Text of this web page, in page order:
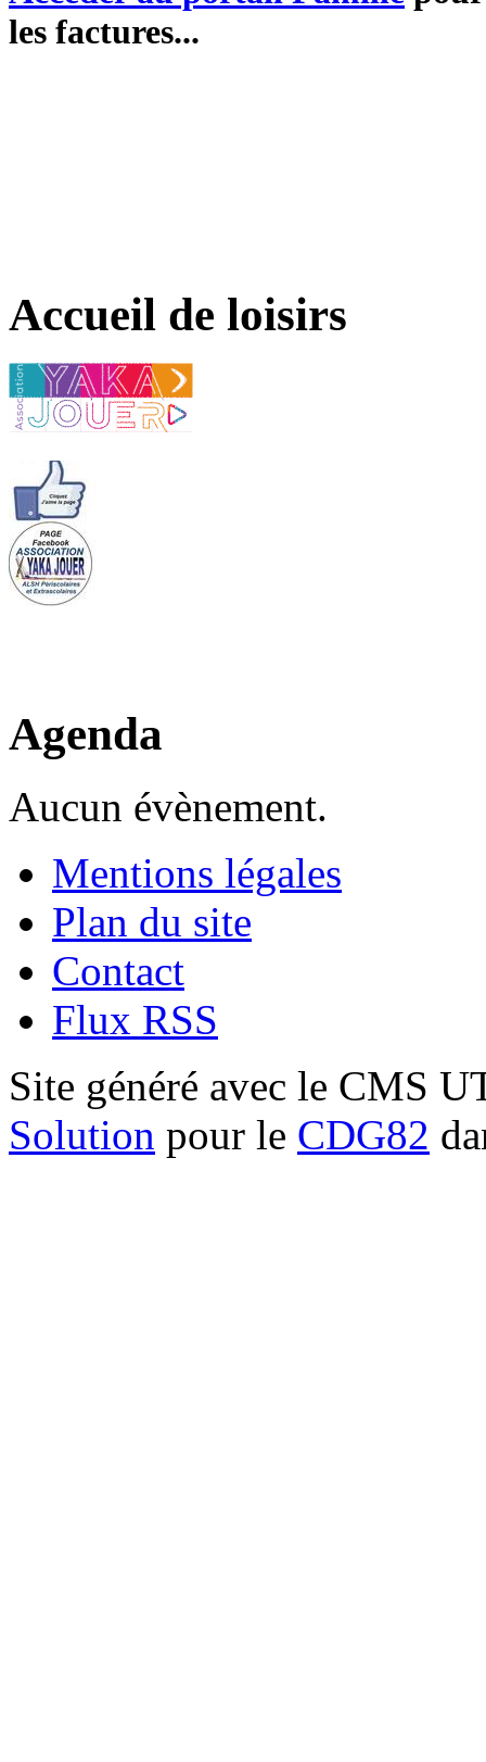
les factures...
Accueil de loisirs
Agenda
Aucun évènement.
Mentions légales
Plan du site
Contact
Flux RSS
Site généré avec le CMS
Solution pour le CDG82